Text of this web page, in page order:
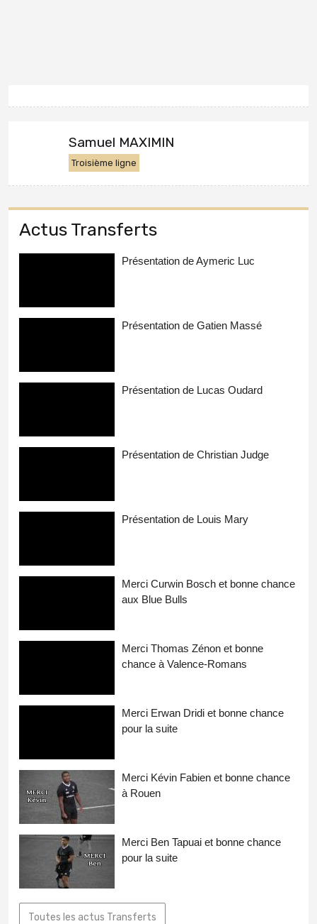
Samuel MAXIMIN
Troisième ligne
Actus Transferts
Présentation de Aymeric Luc
Présentation de Gatien Massé
Présentation de Lucas Oudard
Présentation de Christian Judge
Présentation de Louis Mary
Merci Curwin Bosch et bonne chance
aux Blue Bulls
Merci Thomas Zénon et bonne
chance à Valence-Romans
Merci Erwan Dridi et bonne chance
pour la suite
Merci Kévin Fabien et bonne chance
à Rouen
Merci Ben Tapuai et bonne chance
pour la suite
Toutes les actus Transferts